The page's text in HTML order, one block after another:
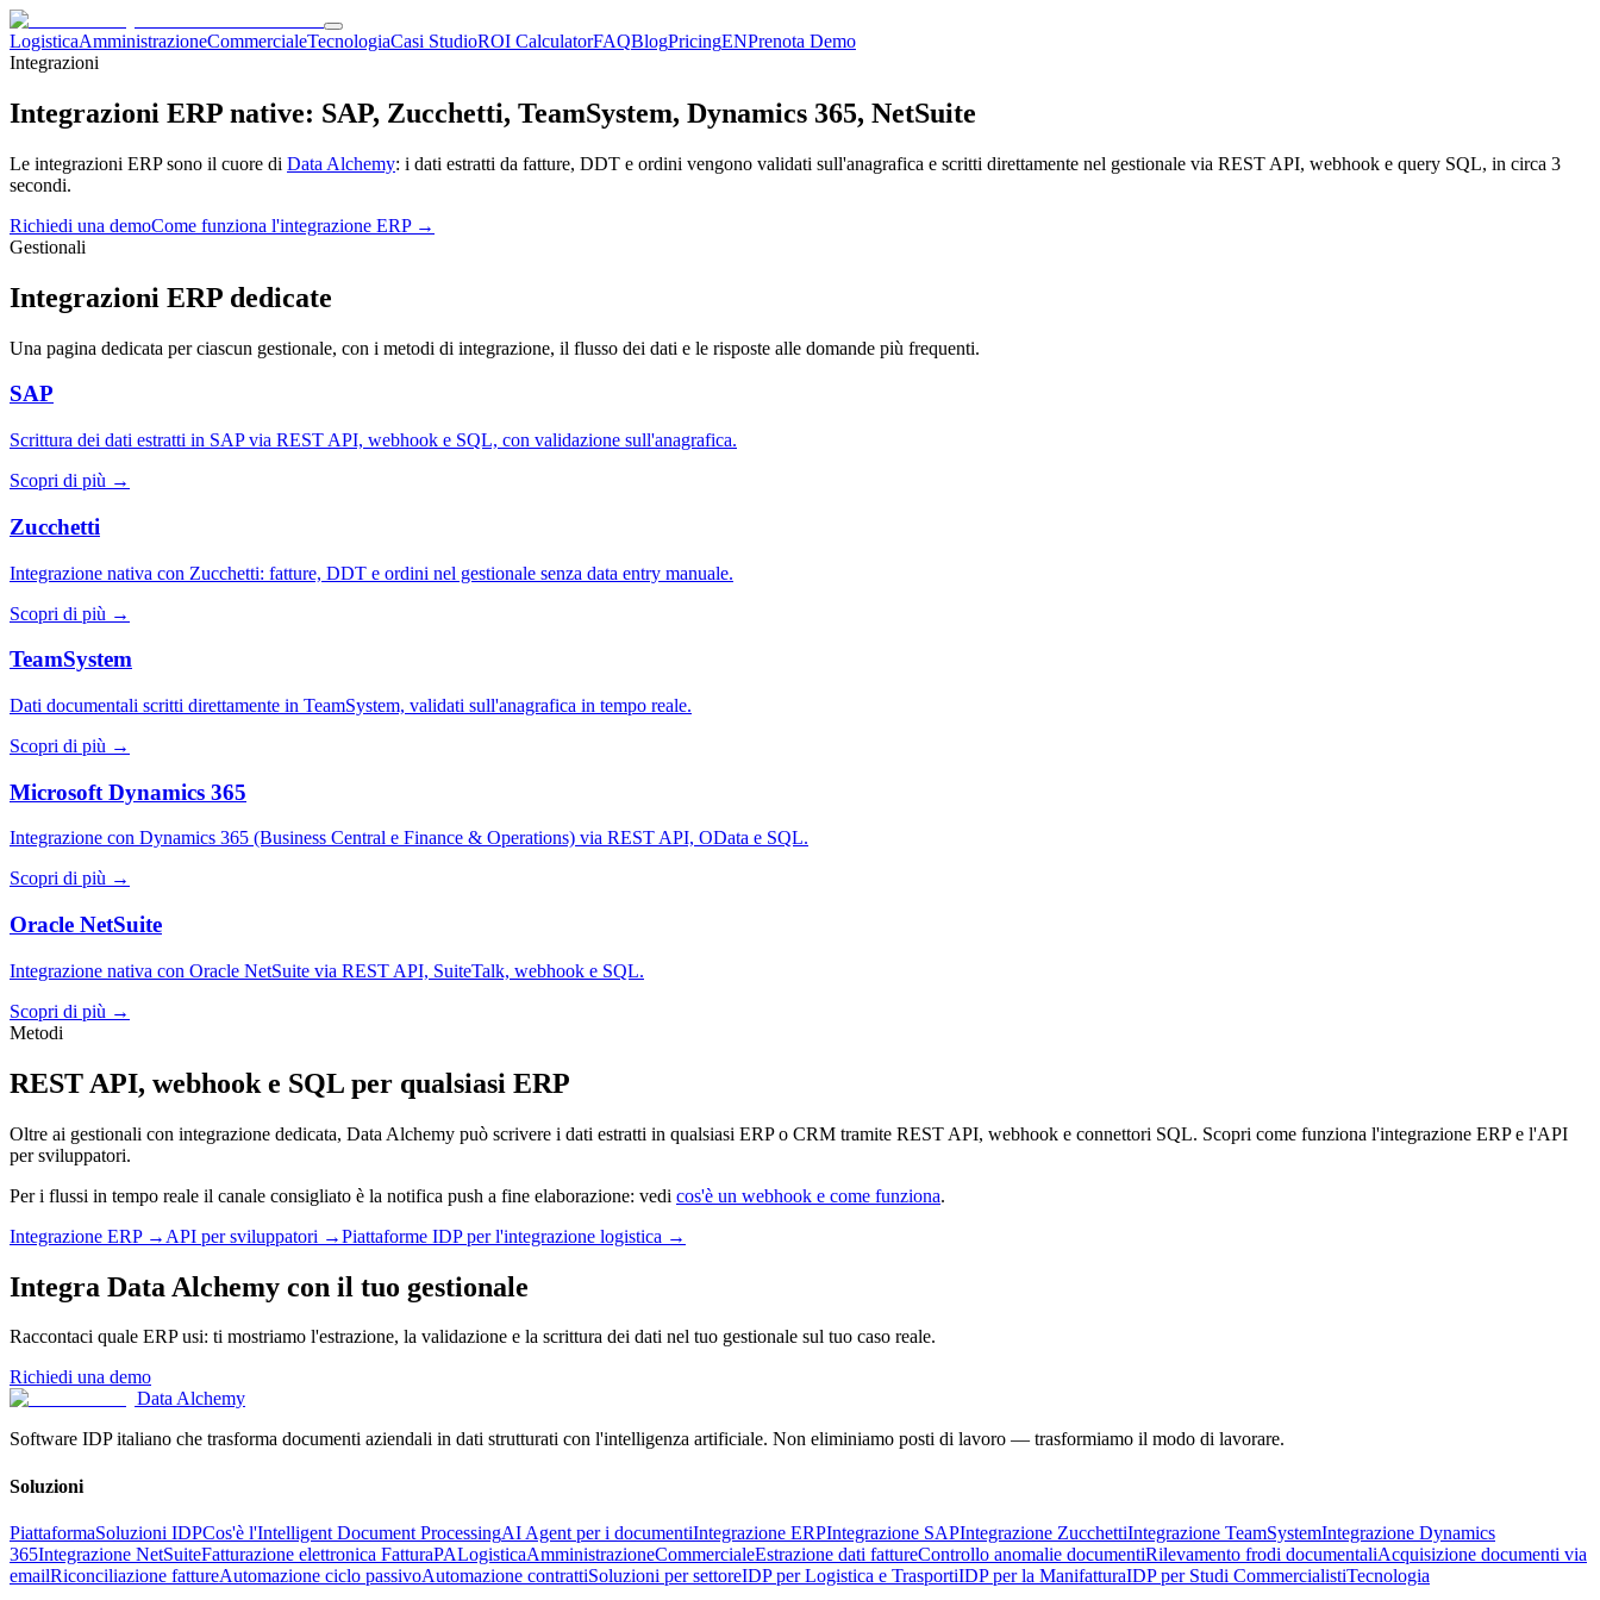
LogisticaAmministrazioneCommercialeTecnologiaCasi StudioROI CalculatorFAQBlogPricingENPrenota Demo
Integrazioni
Integrazioni ERP native: SAP, Zucchetti, TeamSystem, Dynamics 365, NetSuite
Le integrazioni ERP sono il cuore di Data Alchemy: i dati estratti da fatture, DDT e ordini vengono validati sull'anagrafica e scritti direttamente nel gestionale via REST API, webhook e query SQL, in circa 3
secondi.
Richiedi una demoCome funziona l'integrazione ERP →
Gestionali
Integrazioni ERP dedicate
Una pagina dedicata per ciascun gestionale, con i metodi di integrazione, il flusso dei dati e le risposte alle domande più frequenti.
SAP
Scrittura dei dati estratti in SAP via REST API, webhook e SQL, con validazione sull'anagrafica.
Scopri di più →
Zucchetti
Integrazione nativa con Zucchetti: fatture, DDT e ordini nel gestionale senza data entry manuale.
Scopri di più →
TeamSystem
Dati documentali scritti direttamente in TeamSystem, validati sull'anagrafica in tempo reale.
Scopri di più →
Microsoft Dynamics 365
Integrazione con Dynamics 365 (Business Central e Finance & Operations) via REST API, OData e SQL.
Scopri di più →
Oracle NetSuite
Integrazione nativa con Oracle NetSuite via REST API, SuiteTalk, webhook e SQL.
Scopri di più →
Metodi
REST API, webhook e SQL per qualsiasi ERP
Oltre ai gestionali con integrazione dedicata, Data Alchemy può scrivere i dati estratti in qualsiasi ERP o CRM tramite REST API, webhook e connettori SQL. Scopri come funziona l'integrazione ERP e l'API
per sviluppatori.
Per i flussi in tempo reale il canale consigliato è la notifica push a fine elaborazione: vedi cos'è un webhook e come funziona.
Integrazione ERP → API per sviluppatori →Piattaforme IDP per l'integrazione logistica →
Integra Data Alchemy con il tuo gestionale
Raccontaci quale ERP usi: ti mostriamo l'estrazione, la validazione e la scrittura dei dati nel tuo gestionale sul tuo caso reale.
Richiedi una demo
Data Alchemy
Software IDP italiano che trasforma documenti aziendali in dati strutturati con l'intelligenza artificiale. Non eliminiamo posti di lavoro — trasformiamo il modo di lavorare.
Soluzioni
PiattaformaSoluzioni IDPCos'è l'Intelligent Document ProcessingAI Agent per i documentiIntegrazione ERPIntegrazione SAPIntegrazione ZucchettiIntegrazione TeamSystemIntegrazione Dynamics
365Integrazione NetSuiteFatturazione elettronica FatturaPALogisticaAmministrazioneCommercialeEstrazione dati fattureControllo anomalie documentiRilevamento frodi documentaliAcquisizione documenti via
emailRiconciliazione fattureAutomazione ciclo passivoAutomazione contrattiSoluzioni per settoreIDP per Logistica e TrasportiIDP per la ManifatturaIDP per Studi CommercialistiTecnologia